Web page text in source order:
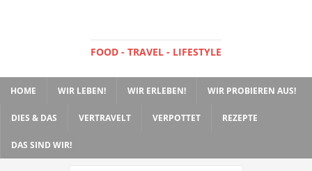
FOOD - TRAVEL - LIFESTYLE
HOME WIR LEBEN! WIR ERLEBEN! WIR PROBIEREN AUS!
DIES & DAS VERTRAVELT VERPOTTET REZEPTE
DAS SIND WIR!